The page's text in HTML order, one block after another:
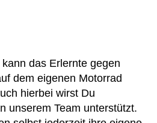
das Erlernte gegen
dem eigenen Motorrad
hierbei wirst Du
unserem Team unterstützt.